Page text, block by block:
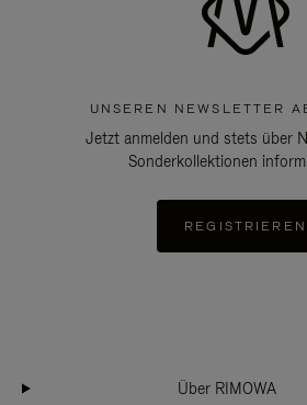
UNSEREN NEWSLETTER
Jetzt anmelden und stets über
Sonderkollektionen
REGISTRIEREN
Über RIMOWA